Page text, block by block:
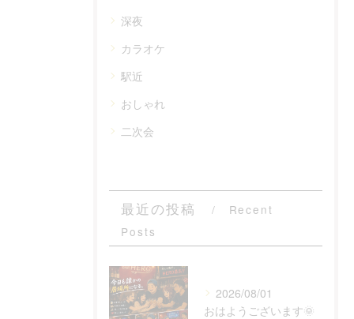
深夜
カラオケ
駅近
おしゃれ
二次会
最近の投稿
Recent
Posts
2026/08/01
おはようございます🌞